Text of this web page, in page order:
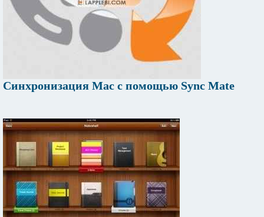
Синхронизация Mac с помощью Sync Mate